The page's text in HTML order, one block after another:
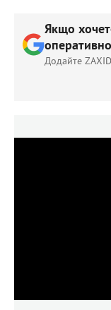
Якщо
оперативно
Додайте